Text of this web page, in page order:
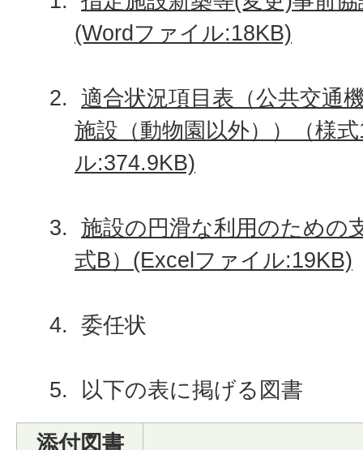
(Wordファイル:18KB)
適合状況項目表（公共交通
施設（動物園以外））
（様
ル:374.9KB)
施設の円滑な利用のための
式B）(Excelファイル:19KB)
委任状
以下の表に掲げる図書
添付図書